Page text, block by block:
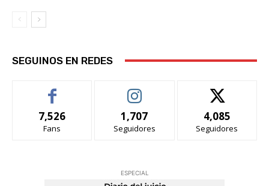
SEGUINOS EN REDES
7,526
Fans
1,707
Seguidores
4,085
Seguidores
ESPECIAL